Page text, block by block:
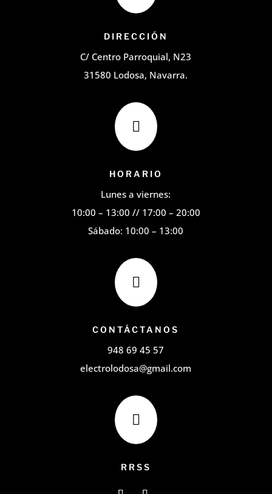
DIRECCIÓN
C/ Centro Parroquial, N23
31580 Lodosa, Navarra.

HORARIO
Lunes a viernes:
10:00 – 13:00 // 17:00 – 20:00
Sábado: 10:00 – 13:00

CONTÁCTANOS
948 69 45 57
electrolodosa@gmail.com

RRSS